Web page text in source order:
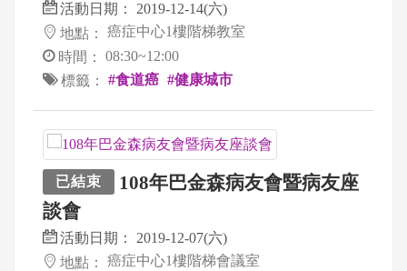
活動日期：
2019-12-14(六)
地點：
癌症中心1樓階梯教室
時間：
08:30~12:00
標籤：
#食道癌 #健康城市
已結束
108年巴金森病友會暨病友座
談會
活動日期：
2019-12-07(六)
地點：
癌症中心1樓階梯會議室